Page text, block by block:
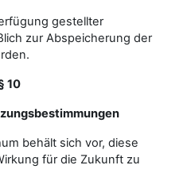
gestellter
zur Abspeicherung der
10
behält sich vor, diese
für die Zukunft zu